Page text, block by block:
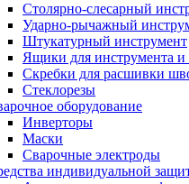
Столярно-слесарный
Ударно-рычажный
Штукатурный инструмент
Ящики для инструмента и
Скребки для расшивки
Стеклорезы
оборудование
Инверторы
Маски
Сварочные электроды
индивидуальной